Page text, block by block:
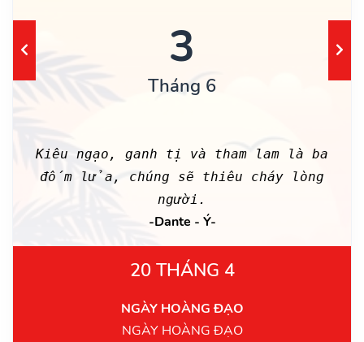
3
Tháng 6
Kiêu ngạo, ganh tị và tham lam là ba
đốm lửa, chúng sẽ thiêu cháy lòng
người.
-Dante - Ý-
20 THÁNG 4
NGÀY HOÀNG ĐẠO
NGÀY HOÀNG ĐẠO